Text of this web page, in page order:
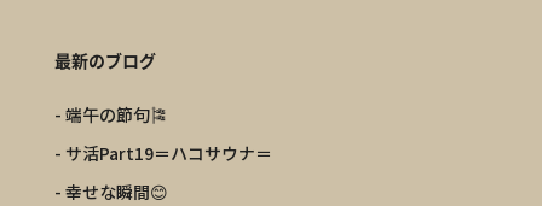
最新のブログ
- 端午の節句🎏
- サ活Part19＝ハコサウナ＝
- 幸せな瞬間😊